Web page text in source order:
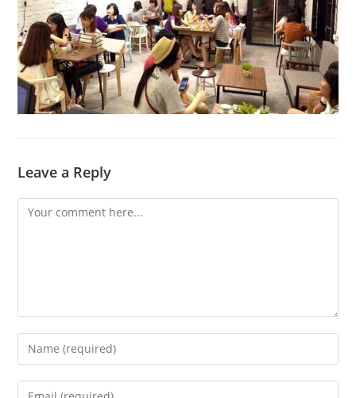
Leave a Reply
Comment
Enter
your
name
Enter